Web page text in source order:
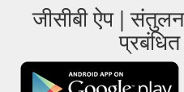
जीसीबी ऐप |